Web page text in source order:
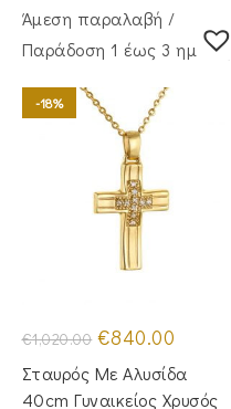
Άμεση παραλαβή /
Παράδoση 1 έως 3 ημέρες
-18%
€1,020.00 Original
price
was:
€1,020.00.
€840.00
τιμή
είναι:
€840.00.
Σταυρός Mε Aλυσίδα
40cm Γυναικείος Χρυσός